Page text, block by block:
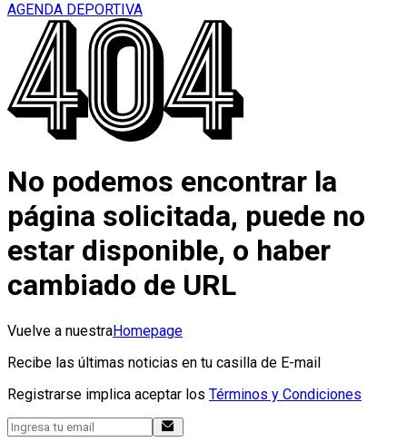
AGENDA DEPORTIVA
No podemos encontrar la
página solicitada, puede no
estar disponible, o haber
cambiado de URL
Vuelve a nuestraHomepage
Recibe las últimas noticias en tu casilla de E-mail
Registrarse implica aceptar los Términos y Condiciones